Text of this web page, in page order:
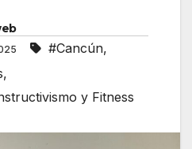
#Cancún,
,
y Fitness